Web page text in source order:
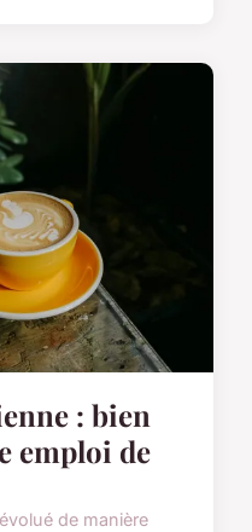
: bien
emploi de
de manière